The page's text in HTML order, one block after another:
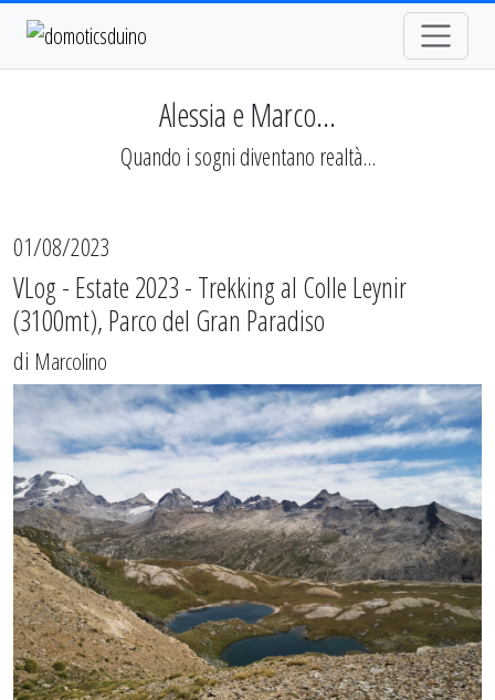
Alessia e Marco...
Quando i sogni diventano realtà...
01/08/2023
VLog - Estate 2023 - Trekking al Colle Leynir
(3100mt), Parco del Gran Paradiso
di Marcolino